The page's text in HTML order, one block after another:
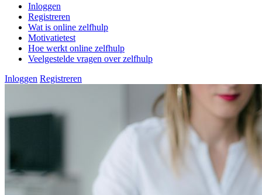
Inloggen
Registreren
Wat is online zelfhulp
Motivatietest
Hoe werkt online zelfhulp
Veelgestelde vragen over zelfhulp
Inloggen Registreren